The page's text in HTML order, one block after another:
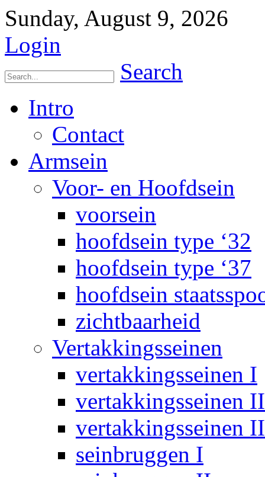
Sunday, August 9, 2026
Login
Search
Intro
Contact
Armsein
Voor- en Hoofdsein
voorsein
hoofdsein type ‘32
hoofdsein type ‘37
hoofdsein
zichtbaarheid
Vertakkingsseinen
vertakkingsseinen I
vertakkingsseinen II
vertakkingsseinen
seinbruggen I